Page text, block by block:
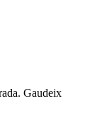
Gaudeix